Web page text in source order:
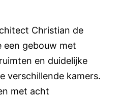
Christian de
een gebouw met
en duidelijke
verschillende kamers.
met acht